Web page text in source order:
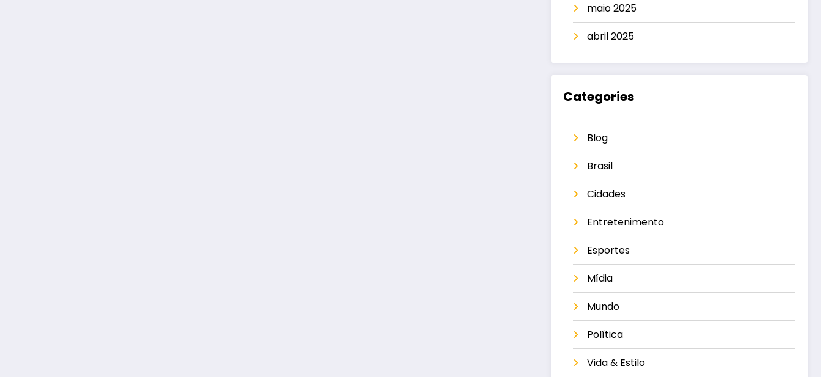
maio 2025
abril 2025
Categories
Blog
Brasil
Cidades
Entretenimento
Esportes
Mídia
Mundo
Política
Vida & Estilo